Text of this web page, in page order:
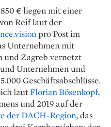
€ liegen mit einer
Reif laut der
pro Post im
Unternehmen mit
und Zagreb vernetzt
Unternehmen und
Geschäftsabschlüsse.
lautFlorian Bösenkopf,
und 2019 auf der
der DACH-Region, das